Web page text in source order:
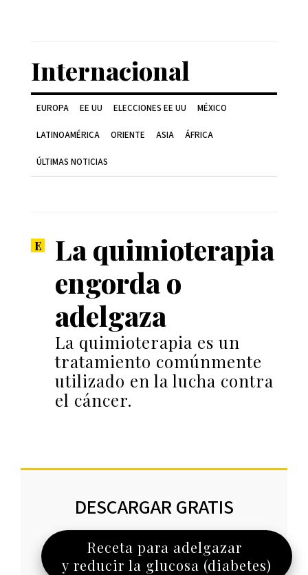
Internacional
EUROPA EE UU ELECCIONES EE UU MÉXICO
LATINOAMÉRICA ORIENTE ASIA ÁFRICA
ÚLTIMAS NOTICIAS
La quimioterapia
engorda o
adelgaza
La quimioterapia es un
tratamiento comúnmente
utilizado en la lucha contra
el cáncer.
DESCARGAR GRATIS
Receta para adelgazar
y reducir la glucosa (diabetes)